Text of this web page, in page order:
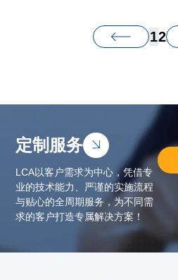
12
定制服务
LCA以客户需求为中心，凭借专
业的技术能力、严谨的实施流程
与贴心的全周期服务，为不同需
求的客户打造专属解决方案！